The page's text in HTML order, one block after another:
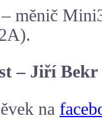
měnič
– Jiří
na